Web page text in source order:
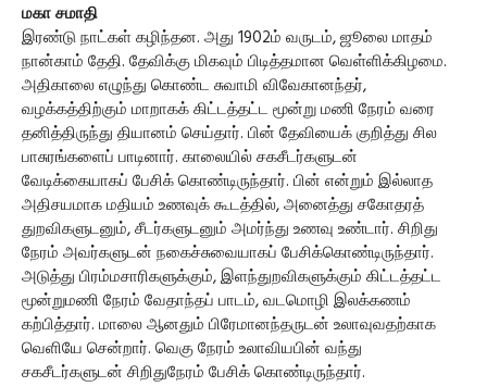
மகா சமாதி
இரண்டு நாட்கள் கழிந்தன. அது 1902ம் வருடம், ஜூலை மாதம்
நான்காம் தேதி. தேவிக்கு மிகவும் பிடித்தமான வெள்ளிக்கிழமை.
அதிகாலை எழுந்து கொண்ட சுவாமி விவேகானந்தர்,
வழக்கத்திற்கும் மாறாகக் கிட்டத்தட்ட மூன்று மணி நேரம் வரை
தனித்திருந்து தியானம் செய்தார். பின் தேவியைக் குறித்து சில
பாசுரங்களைப் பாடினார். காலையில் சகசீடர்களுடன்
வேடிக்கையாகப் பேசிக் கொண்டிருந்தார். பின் என்றும் இல்லாத
அதிசயமாக மதியம் உணவுக் கூடத்தில், அனைத்து சகோதரத்
துறவிகளுடனும், சீடர்களுடனும் அமர்ந்து உணவு உண்டார். சிறிது
நேரம் அவர்களுடன் நகைச்சுவையாகப் பேசிக்கொண்டிருந்தார்.
அடுத்து பிரம்மசாரிகளுக்கும், இளந்துறவிகளுக்கும் கிட்டத்தட்ட
மூன்றுமணி நேரம் வேதாந்தப் பாடம், வடமொழி இலக்கணம்
கற்பித்தார். மாலை ஆனதும் பிரேமானந்தருடன் உலாவுவதற்காக
வெளியே சென்றார். வெகு நேரம் உலாவியபின் வந்து
சகசீடர்களுடன் சிறிதுநேரம் பேசிக் கொண்டிருந்தார்.